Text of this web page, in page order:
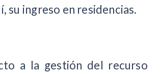
su ingreso en residencias.
a la gestión del recurso